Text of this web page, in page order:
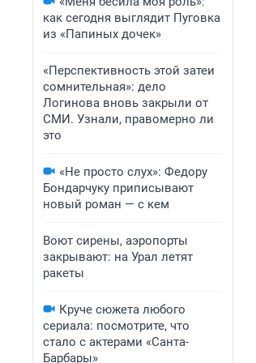
как сегодня выглядит Пуговка
из «Папиных дочек»
«Перспективность этой затеи
сомнительная»: дело
Логинова вновь закрыли от
СМИ. Узнали, правомерно ли
это
«Не просто слух»: Федору
Бондарчуку приписывают
новый роман — с кем
Воют сирены, аэропорты
закрывают: на Урал летят
ракеты
Круче сюжета любого
сериала: посмотрите, что
стало с актерами «Санта-
Барбары»